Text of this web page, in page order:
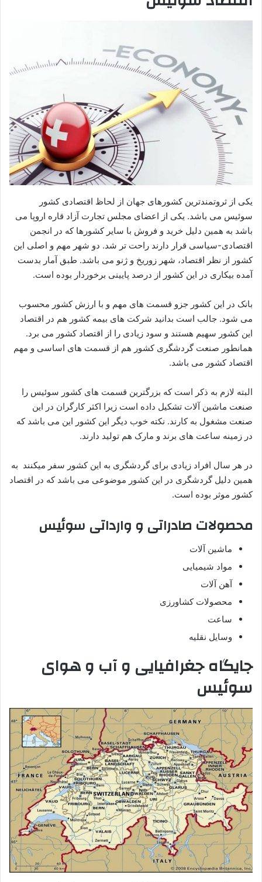
یکی از ثروتمندترین کشورهای جهان از لحاظ اقتصادی کشور
سوئیس می باشد. یکی از اعضای مجلس تجارت آزاد قاره اروپا می
باشد به همین دلیل خرید و فروش با سایر کشورها که در انجمن
اقتصادی-سیاسی قرار دارند راحت تر شد. دو شهر مهم و اصلی این
کشور از نظر اقتصاد، شهر زوریخ و ژنو می باشد. طبق آمار بدست
آمده بیکاری در این کشور از درصد پایینی برخوردار بوده است.
بانک در این کشور جزو قسمت های مهم و با ارزش کشور محسوب
می شود. جالب است بدانید شرکت های بیمه کشور هم در اقتصاد
این کشور سهیم هستند و سود زیادی را از اقتصاد کشور می برد.
همانطور صنعت گردشگری کشور هم از قسمت های اساسی و مهم
اقتصاد کشور می باشد.
البته لازم به ذکر است که بزرگترین قسمت های کشور سوئیس را
صنعت ماشین آلات تشکیل داده است زیرا اکثر کارگران در این
صنعت مشغول به کارند. نکته خوب دیگر این کشور این می باشد که
در زمینه ساعت های برند و مارک هم تولید دارند.
در هر سال افراد زیادی برای گردشگری به این کشور سفر میکنند به
همین دلیل گردشگری در این کشور موضوعی می باشد که در اقتصاد
کشور موثر بوده است.
محصولات صادراتی و وارداتی سوئیس
ماشین آلات
مواد شیمیایی
آهن آلات
محصولات کشاورزی
ساعت
وسایل نقلیه
جایگاه جغرافیایی و آب و هوای
سوئیس